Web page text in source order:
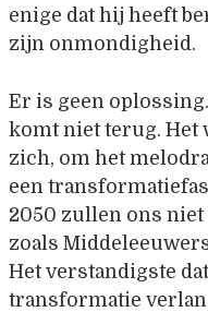
enige dat hij heeft
zijn onmondigheid.
Er is geen
komt niet terug. Het
zich, om het
een
2050 zullen ons
zoals
Het verstandigste
transformatie